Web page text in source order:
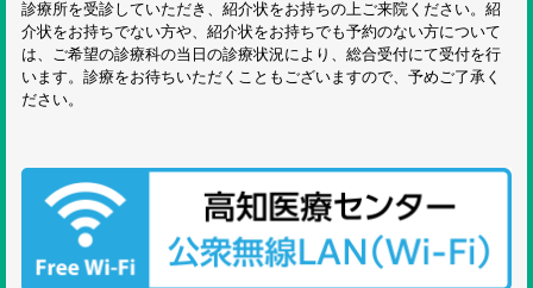
診療所を受診していただき、紹介状をお持ちの上ご来院ください。紹
介状をお持ちでない方や、紹介状をお持ちでも予約のない方について
は、ご希望の診療科の当日の診療状況により、総合受付にて受付を行
います。診療をお待ちいただくこともございますので、予めご了承く
ださい。